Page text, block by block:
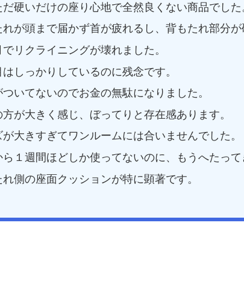
だ硬いだけの座り心地で全然良くない商品でした
が頭まで届かず首が疲れるし、背もたれ部分が
リクライニングが壊れました。
はしっかりしているのに残念です。
いてないのでお金の無駄になりました。
が大きく感じ、ぼってりと存在感あります。
大きすぎてワンルームには合いませんでした。
ら１週間ほどしか使ってないのに、もうへたって
側の座面クッションが特に顕著です。